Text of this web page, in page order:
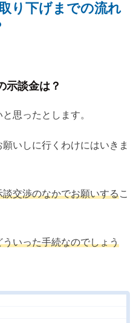
り下げまでの流れ
示談金は？
思ったとします。
いしに行くわけにはいきま
談交渉のなかでお願いするこ
いった手続なのでしょう